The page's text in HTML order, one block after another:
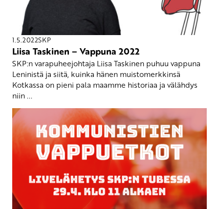
1.5.2022SKP
Liisa Taskinen – Vappuna 2022
SKP:n varapuheejohtaja Liisa Taskinen puhuu vappuna
Leninistä ja siitä, kuinka hänen muistomerkkinsä
Kotkassa on pieni pala maamme historiaa ja välähdys
niin ...